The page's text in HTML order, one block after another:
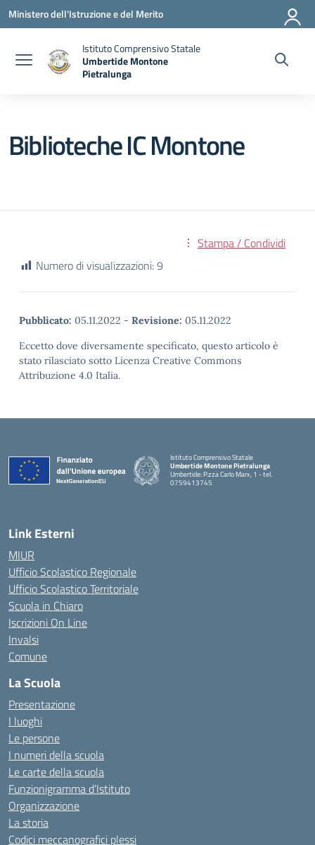
Vai ai contenuti
Vai al menu di navigazione
Vai al footer
Ministero dell'Istruzione e del Merito
Istituto Comprensivo Statale
Umbertide Montone
Pietralunga
Biblioteche IC Montone
Stampa / Condividi
Numero di visualizzazioni:9
Pubblicato: 05.11.2022 - Revisione: 05.11.2022
Eccetto dove diversamente specificato, questo articolo è
stato rilasciato sotto Licenza Creative Commons
Attribuzione 4.0 Italia.
Istituto Comprensivo Statale
Umbertide Montone Pietralunga
Umbertide: P.zza Carlo Marx, 1 - tel.
0759413745
Link Esterni
MIUR
Ufficio Scolastico Regionale
Ufficio Scolastico Territoriale
Scuola in Chiaro
Iscrizioni On Line
Invalsi
Comune
La Scuola
Presentazione
I luoghi
Le persone
I numeri della scuola
Le carte della scuola
Funzionigramma d’Istituto
Organizzazione
La storia
Codici meccanografici plessi